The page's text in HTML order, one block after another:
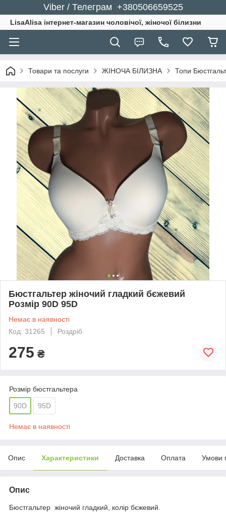
Viber / Телеграм +380506659525
LisaAlisa інтернет-магазин чоловічої, жіночої білизни
Товари та послуги ЖІНОЧА БІЛИЗНА Топи
Бюстгальтер жіночий гладкий бєжевий
Розмір 90D 95D
Немає в наявності
Код: 31265
Роздріб
275 ₴
Розмір бюстгальтера
90D 95D
Немає в наявності
Опис Характеристики Доставка Оплата Умови
Опис
Бюстгальтер жіночий гладкий, колір бєжевий.